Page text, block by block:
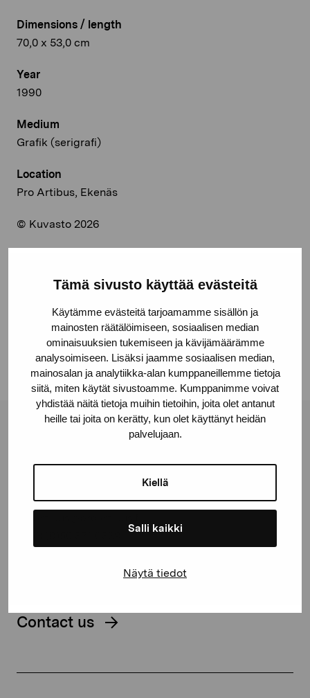
Tämä sivusto käyttää evästeitä
Käytämme evästeitä tarjoamamme sisällön ja
mainosten räätälöimiseen, sosiaalisen median
ominaisuuksien tukemiseen ja kävijämäärämme
analysoimiseen. Lisäksi jaamme sosiaalisen median,
mainosalan ja analytiikka-alan kumppaneillemme tietoja
siitä, miten käytät sivustoamme. Kumppanimme voivat
yhdistää näitä tietoja muihin tietoihin, joita olet antanut
heille tai joita on kerätty, kun olet käyttänyt heidän
palvelujaan.
Kiellä
Salli kaikki
Näytä tiedot
Dimensions / length
70,0 x 53,0 cm
Year
1990
Medium
Grafik (serigrafi)
Location
Pro Artibus, Ekenäs
© Kuvasto 2026
Facebook
Linkedin
Pro Artibus Foundation
10600 Ekenäs
Contact us